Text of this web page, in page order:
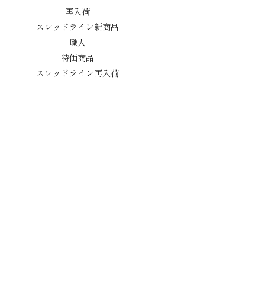
再入荷
スレッドライン新商品
職人
特価商品
スレッドライン再入荷